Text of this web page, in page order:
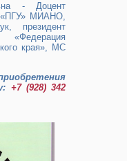
- Доцент
МИАНО,
президент
«Федерация
края», МС
+7 (928) 342